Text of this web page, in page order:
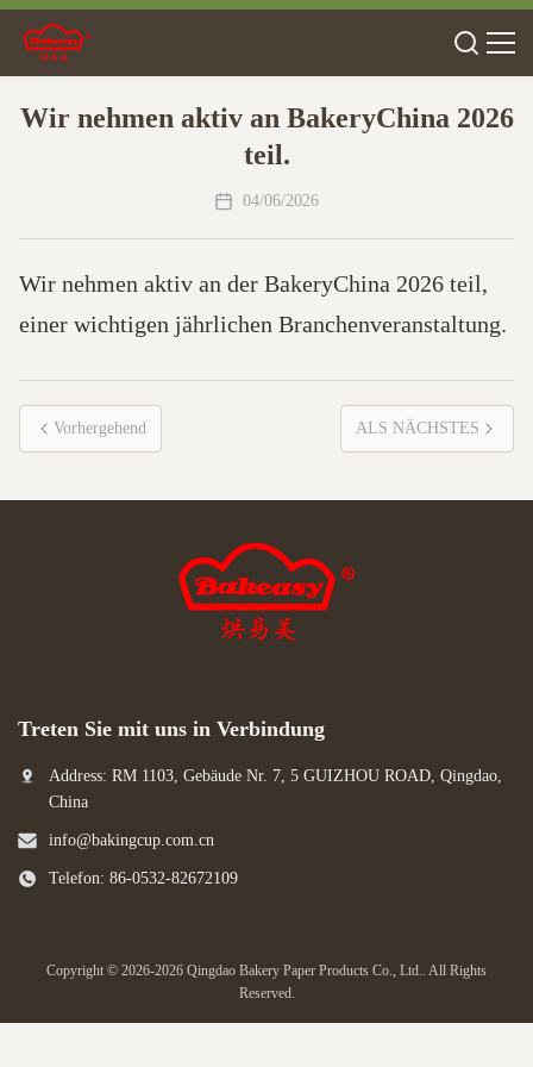
Wir nehmen aktiv an BakeryChina 2026
teil.
04/06/2026
Wir nehmen aktiv an der BakeryChina 2026 teil,
einer wichtigen jährlichen Branchenveranstaltung.
Vorhergehend ALS NÄCHSTES
Treten Sie mit uns in Verbindung
Address: RM 1103, Gebäude Nr. 7, 5 GUIZHOU ROAD, Qingdao,
China
info@bakingcup.com.cn
Telefon: 86-0532-82672109
Copyright © 2026-2026 Qingdao Bakery Paper Products Co., Ltd.. All Rights
Reserved.